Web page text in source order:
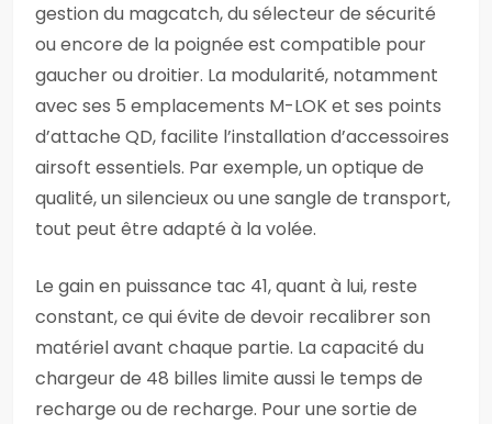
gestion du magcatch, du sélecteur de sécurité
ou encore de la poignée est compatible pour
gaucher ou droitier. La modularité, notamment
avec ses 5 emplacements M-LOK et ses points
d’attache QD, facilite l’installation d’accessoires
airsoft essentiels. Par exemple, un optique de
qualité, un silencieux ou une sangle de transport,
tout peut être adapté à la volée.
Le gain en puissance tac 41, quant à lui, reste
constant, ce qui évite de devoir recalibrer son
matériel avant chaque partie. La capacité du
chargeur de 48 billes limite aussi le temps de
recharge ou de recharge. Pour une sortie de